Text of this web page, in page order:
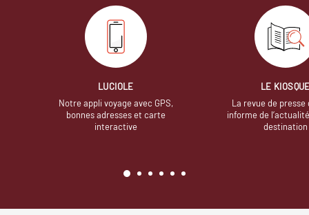
LUCIOLE
Notre appli voyage avec GPS,
bonnes adresses et carte
interactive
LE
La revue de presse
informe de
destination